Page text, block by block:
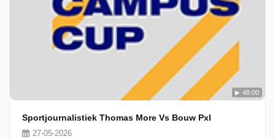
48:00
Sportjournalistiek Thomas More Vs Bouw Pxl
27-05-2026